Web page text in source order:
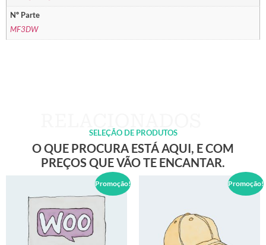
Nº Parte
MF3DW
SELEÇÃO DE PRODUTOS
O QUE PROCURA ESTÁ AQUI, E COM
PREÇOS QUE VÃO TE ENCANTAR.
Promoção! Promoção!